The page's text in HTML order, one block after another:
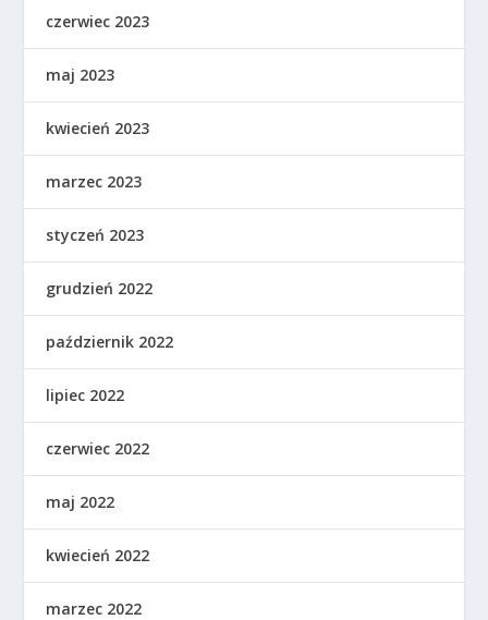
czerwiec 2023
maj 2023
kwiecień 2023
marzec 2023
styczeń 2023
grudzień 2022
październik 2022
lipiec 2022
czerwiec 2022
maj 2022
kwiecień 2022
marzec 2022